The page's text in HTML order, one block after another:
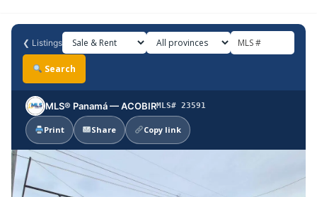
❮ Listings
Search
MLS® Panamá — ACOBIRMLS# 23591
Print Share Copy link